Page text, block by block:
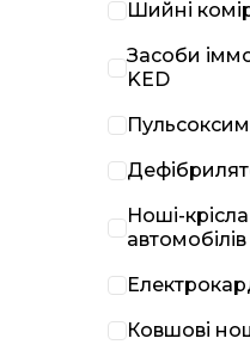
Шийні
Засоби
KED
Ноші-
Ковшові